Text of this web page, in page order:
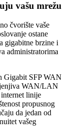
vašu mrežu
čvorište vaše
ostane
gigabitne brzine i
administratorima
Gigabit SFP WAN
WAN/LAN
linije
propusnog
da jedan od
vašeg